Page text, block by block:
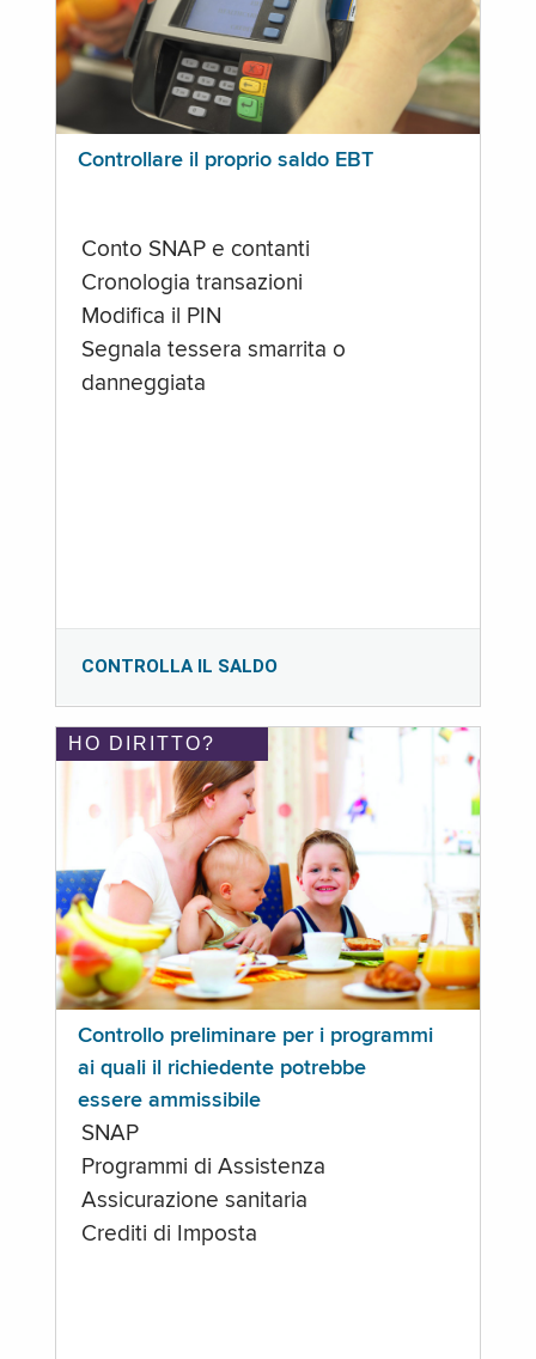
Controllare il proprio saldo EBT
Conto SNAP e contanti
Cronologia transazioni
Modifica il PIN
Segnala tessera smarrita o
danneggiata
CONTROLLA IL SALDO
HO DIRITTO?
Controllo preliminare per i programmi
ai quali il richiedente potrebbe
essere ammissibile
SNAP
Programmi di Assistenza
Assicurazione sanitaria
Crediti di Imposta